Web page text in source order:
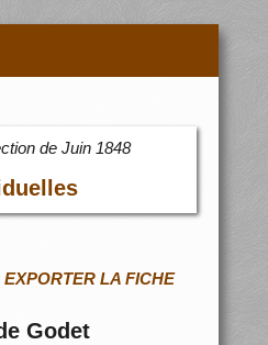
de Juin 1848
LA FICHE
Godet